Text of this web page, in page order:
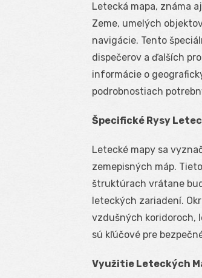
Letecká mapa, známa
Zeme, umelých
navigácie. Tento
dispečerov a ďalších
informácie o
podrobnostiach
Špecifické Rysy
Letecké mapy sa
zemepisných máp.
štruktúrach vrátane
leteckých zariadení.
vzdušných koridoroch,
sú kľúčové pre
Využitie Leteckých